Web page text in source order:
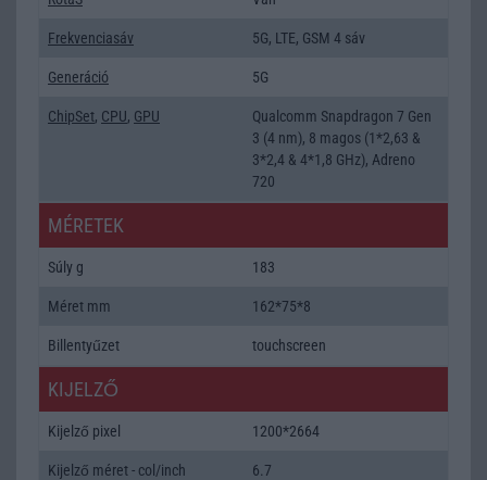
Frekvenciasáv 5G, LTE, GSM 4 sáv
Generáció 5G
ChipSet, CPU, GPU
Qualcomm Snapdragon 7 Gen
3 (4 nm), 8 magos (1*2,63 &
3*2,4 & 4*1,8 GHz), Adreno
720
MÉRETEK
Súly g 183
Méret mm 162*75*8
Billentyűzet touchscreen
KIJELZŐ
Kijelző pixel 1200*2664
Kijelző méret - col/inch 6.7